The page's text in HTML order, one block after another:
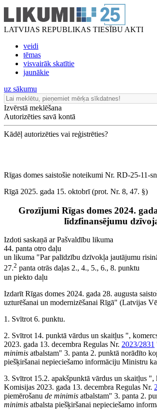
LATVIJAS REPUBLIKAS TIESĪBU AKTI
veidi
tēmas
visvairāk skatītie
jaunākie
uz sākumu
Izvērstā meklēšana
Autorizēties savā kontā
Kādēļ autorizēties vai reģistrēties?
Rīgas domes saistošie noteikumi Nr. RD-25-11-sn
Rīgā 2025. gada 15. oktobrī (prot. Nr. 8, 47. §)
Grozījumi Rīgas domes 2024.
līdzfinansējumu
Izdoti saskaņā ar Pašvaldību likuma
44. panta otro daļu
un likuma "Par palīdzību dzīvokļa jautājumu
27.2 panta otrās daļas 2., 4., 5., 6., 8. punktu
un piekto daļu
Izdarīt Rīgas domes 2024. gada 28. augusta
uzturēšanai un modernizēšanai Rīgā" (Latvijas
1. Svītrot 6. punktu.
2. Svītrot 14. punktā vārdus un skaitļus ",
2023. gada 13. decembra Regulas Nr. 2023/2831
minimis atbalstam" 3. panta 2. punktā norādīto
piešķiršanai nepieciešamo informāciju Ministru
3. Svītrot 15.2. apakšpunktā vārdus un skaitļus ",
Komisijas 2023. gada 13. decembra Regulas Nr.
piemērošanu de minimis atbalstam" 3. panta 2.
minimis atbalsta piešķiršanai nepieciešamo